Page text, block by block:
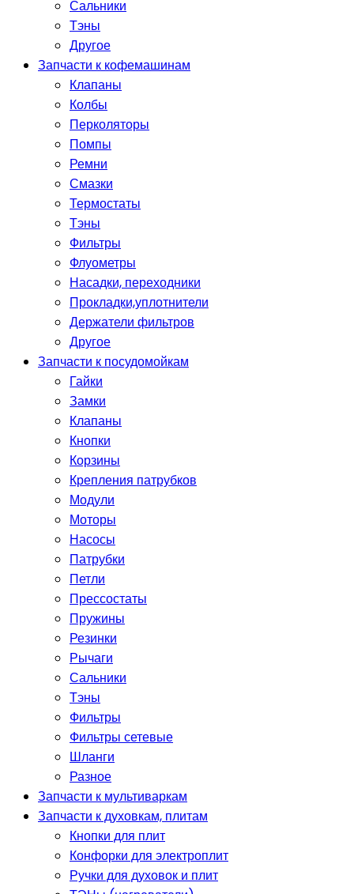
Сальники
Тэны
Другое
Запчасти к кофемашинам
Клапаны
Колбы
Перколяторы
Помпы
Ремни
Смазки
Термостаты
Тэны
Фильтры
Флуометры
Насадки, переходники
Прокладки,уплотнители
Держатели фильтров
Другое
Запчасти к посудомойкам
Гайки
Замки
Клапаны
Кнопки
Корзины
Крепления патрубков
Модули
Моторы
Насосы
Патрубки
Петли
Прессостаты
Пружины
Резинки
Рычаги
Сальники
Тэны
Фильтры
Фильтры сетевые
Шланги
Разное
Запчасти к мультиваркам
Запчасти к духовкам, плитам
Кнопки для плит
Конфорки для электроплит
Ручки для духовок и плит